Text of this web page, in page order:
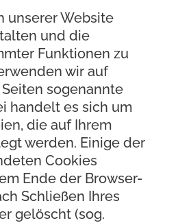
unserer Website
und die
Funktionen zu
wir auf
sogenannte
handelt es sich um
die auf Ihrem
werden. Einige der
Cookies
Ende der Browser-
Schließen Ihres
gelöscht (sog.